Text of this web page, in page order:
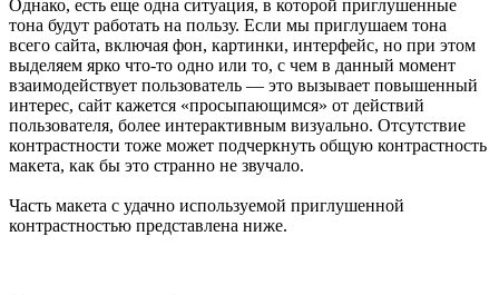
Однако, есть еще одна ситуация, в которой приглушенные
тона будут работать на пользу. Если мы приглушаем тона
всего сайта, включая фон, картинки, интерфейс, но при этом
выделяем ярко что-то одно или то, с чем в данный момент
взаимодействует пользователь — это вызывает повышенный
интерес, сайт кажется «просыпающимся» от действий
пользователя, более интерактивным визуально. Отсутствие
контрастности тоже может подчеркнуть общую контрастность
макета, как бы это странно не звучало.
Часть макета с удачно используемой приглушенной
контрастностью представлена ниже.